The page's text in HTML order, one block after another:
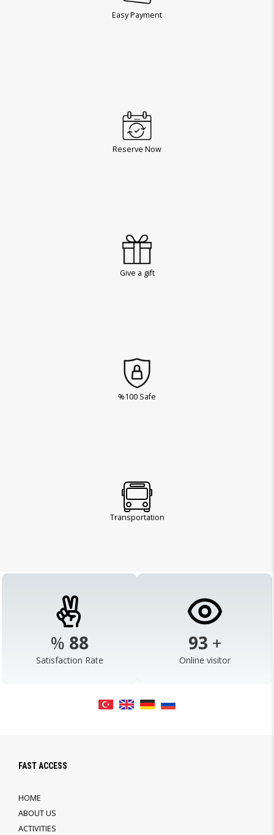
Easy Payment
Reserve Now
Give a gift
%100 Safe
Transportation
% 98
Satisfaction Rate
103 +
Online visitor
FAST ACCESS
HOME
ABOUT US
ACTIVITIES